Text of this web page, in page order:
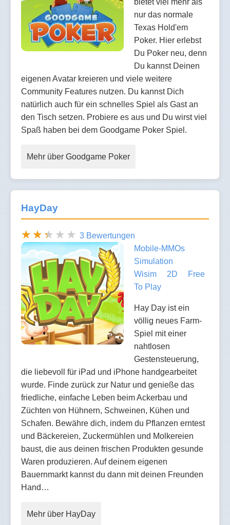
bietet viel mehr als
nur das normale
Texas Hold'em
Poker. Hier erlebst
Du Poker neu, denn
Du kannst Deinen
eigenen Avatar kreieren und viele weitere
Community Features nutzen. Du kannst Dich
natürlich auch für ein schnelles Spiel als Gast an
den Tisch setzen. Probiere es aus und Du wirst viel
Spaß haben bei dem Goodgame Poker Spiel.
Mehr über Goodgame Poker
HayDay
3 Bewertungen
Mobile-MMOs
Simulation
Wisim
2D
Free
To Play
Hay Day ist ein
völlig neues Farm-
Spiel mit einer
nahtlosen
Gestensteuerung,
die liebevoll für iPad und iPhone handgearbeitet
wurde. Finde zurück zur Natur und genieße das
friedliche, einfache Leben beim Ackerbau und
Züchten von Hühnern, Schweinen, Kühen und
Schafen. Bewähre dich, indem du Pflanzen erntest
und Bäckereien, Zuckermühlen und Molkereien
baust, die aus deinen frischen Produkten gesunde
Waren produzieren. Auf deinem eigenen
Bauernmarkt kannst du dann mit deinen Freunden
Hand…
Mehr über HayDay